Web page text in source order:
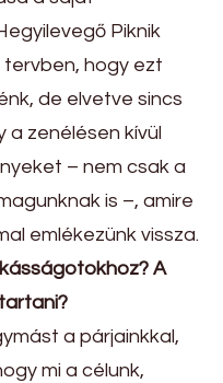
Piknik
hogy ezt
de elvetve sincs
a zenélésen kívül
– nem csak a
is –, amire
emlékezünk vissza.
A
a párjainkkal,
mi a célunk,